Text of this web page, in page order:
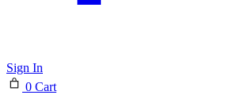
Sign In
0 Cart